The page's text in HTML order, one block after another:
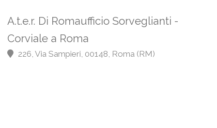
A.t.e.r. Di Romaufficio Sorveglianti -
Corviale a Roma
226, Via Sampieri, 00148, Roma (RM)